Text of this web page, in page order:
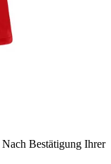
Nach Bestätigung Ihrer